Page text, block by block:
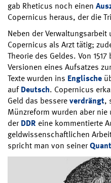
gab Rheticus noch einen
Copernicus heraus, der die
Neben der
Copernicus als Arzt tätig;
Theorie des Geldes. Von
Versionen eines Aufsatzes
Texte wurden ins Englische
aufDeutsch. Copernicus
Geld das bessereverdrängt,
Münzreform wurden aber
derDDR eine kommentierte
geldwissenschaftlichen
spricht man von seiner